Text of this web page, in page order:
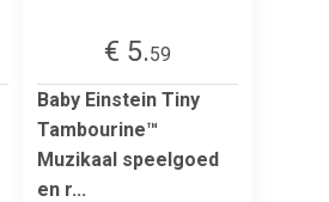
€ 5.59
Baby Einstein Tiny
Tambourine™
Muzikaal speelgoed
en r...